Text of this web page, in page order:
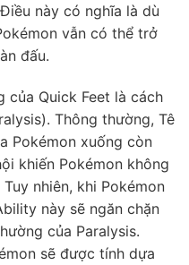
này có nghĩa là dù
vẫn có thể trở
đấu.
Quick Feet là cách
Thông thường, Tê
Pokémon xuống còn
khiến Pokémon không
nhiên, khi Pokémon
này sẽ ngăn chặn
của Paralysis.
sẽ được tính dựa